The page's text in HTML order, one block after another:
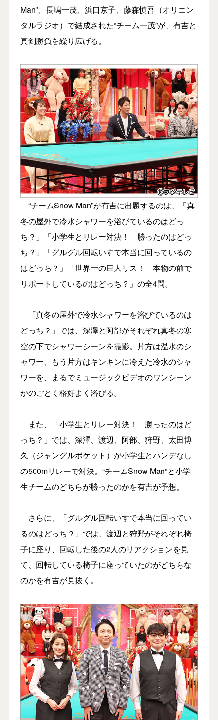
Man”、長嶋一茂、浜口京子、藤森慎吾（オリエン
タルラジオ）で結成された“チーム一茂”が、有吉と
真剣勝負を繰り広げる。
“チームSnow Man”が有吉に出題するのは、「真
冬の屋外で冷水シャワーを浴びているのはどっ
ち？」「小学生とリレー対決！ 勝ったのはどっ
ち？」「グルグル回転いすで本当に回っているの
はどっち？」「世界一の巨大リス！ 本物の前で
リポートしているのはどっち？」の全4問。
「真冬の屋外で冷水シャワーを浴びているのは
どっち？」では、深澤と阿部がそれぞれ真冬の寒
空の下でシャワーシーンを撮影。片方は温水のシ
ャワー、もう片方はキンキンに冷えた冷水のシャ
ワーを、まるでミュージックビデオのワンシーン
かのごとく格好よく浴びる。
また、「小学生とリレー対決！ 勝ったのはど
っち？」では、深澤、渡辺、阿部、狩野、太田博
久（ジャングルポケット）が小学生とハンデなし
の500mリレーで対決。“チームSnow Man”と小学
生チームのどちらが勝ったのかを有吉が予想。
さらに、「グルグル回転いすで本当に回ってい
るのはどっち？」では、渡辺と狩野がそれぞれ椅
子に座り、回転した後の2人のリアクションを見
て、回転している椅子に座っていたのがどちらな
のかを有吉が見抜く。